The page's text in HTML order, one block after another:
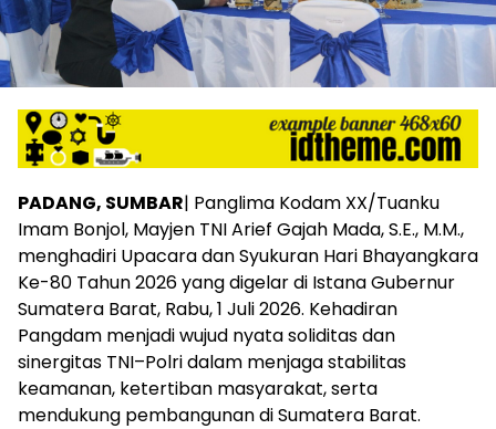
PADANG, SUMBAR| Panglima Kodam XX/Tuanku
Imam Bonjol, Mayjen TNI Arief Gajah Mada, S.E., M.M.,
menghadiri Upacara dan Syukuran Hari Bhayangkara
Ke-80 Tahun 2026 yang digelar di Istana Gubernur
Sumatera Barat, Rabu, 1 Juli 2026. Kehadiran
Pangdam menjadi wujud nyata soliditas dan
sinergitas TNI–Polri dalam menjaga stabilitas
keamanan, ketertiban masyarakat, serta
mendukung pembangunan di Sumatera Barat.